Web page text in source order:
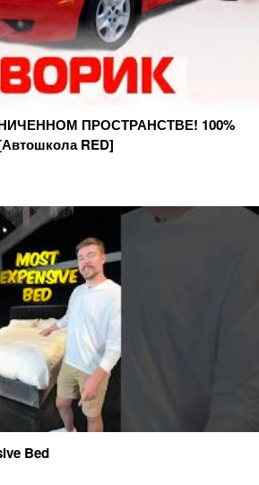
ПРОСТРАНСТВЕ! 100%
RED]
Bed